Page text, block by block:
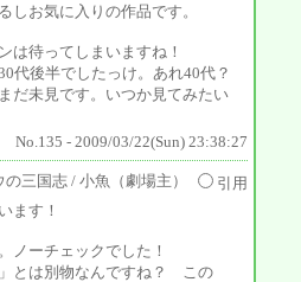
しお気に入りの作品です。
は待ってしまいますね！
代後半でしたっけ。あれ40代？
だ未見です。いつか見てみたい
No.135 - 2009/03/22(Sun) 23:38:27
の三国志 / 小魚（劇場主）
引用
ます！
ノーチェックでした！
」とは別物なんですね？ この